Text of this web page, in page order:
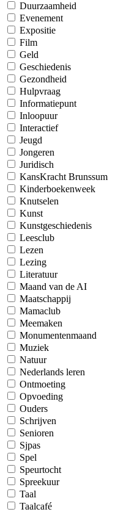
Duurzaamheid
Evenement
Expositie
Film
Geld
Geschiedenis
Gezondheid
Hulpvraag
Informatiepunt
Inloopuur
Interactief
Jeugd
Jongeren
Juridisch
KansKracht Brunssum
Kinderboekenweek
Knutselen
Kunst
Kunstgeschiedenis
Leesclub
Lezen
Lezing
Literatuur
Maand van de AI
Maatschappij
Mamaclub
Meemaken
Monumentenmaand
Muziek
Natuur
Nederlands leren
Ontmoeting
Opvoeding
Ouders
Schrijven
Senioren
Sjpas
Spel
Speurtocht
Spreekuur
Taal
Taalcafé